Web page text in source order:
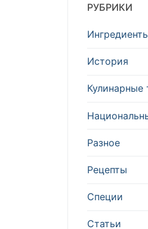
РУБРИКИ
История
Кулинарные
Разное
Рецепты
Специи
Статьи